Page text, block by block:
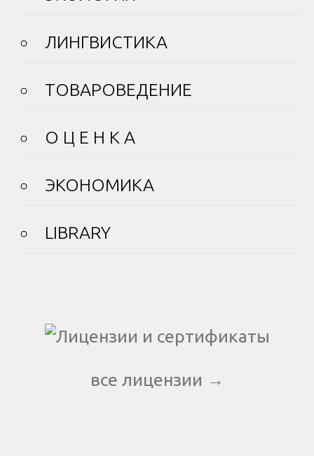
ЛИНГВИСТИКА
ТОВАРОВЕДЕНИЕ
О Ц Е Н К А
ЭКОНОМИКА
LIBRARY
все лицензии →